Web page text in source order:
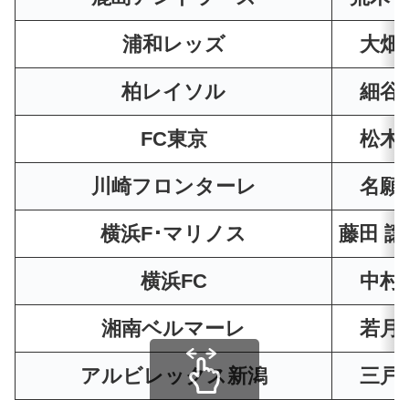
浦和レッズ 大畑
柏レイソル 細谷
FC東京 松木
川崎フロンターレ 名願
横浜F･マリノス 藤田
横浜FC 中村
湘南ベルマーレ 若月
アルビレックス新潟 三戸